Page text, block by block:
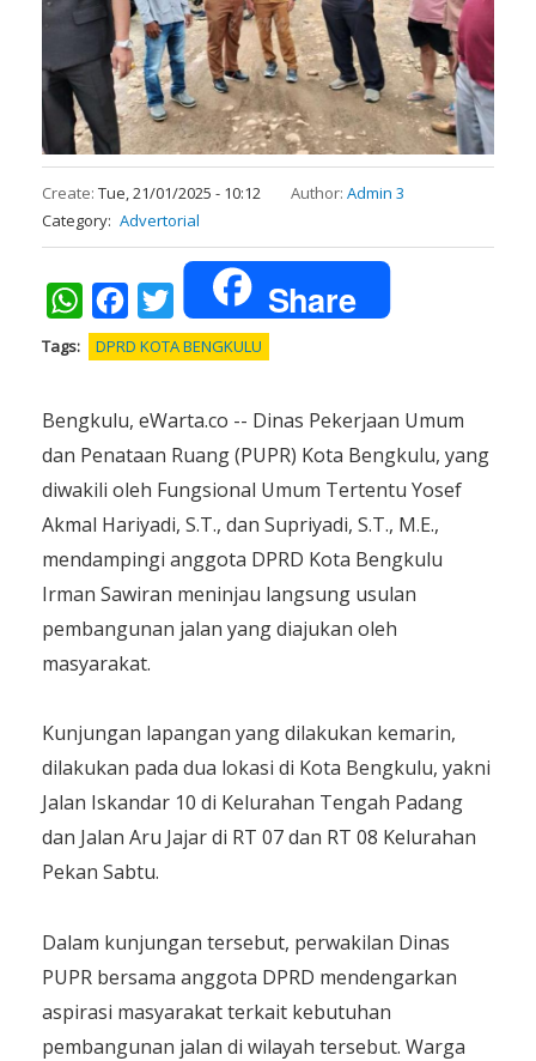
Create: Tue, 21/01/2025 - 10:12 Author: Admin 3
Category Advertorial
WhatsAppFacebookTwitter Share
Tags DPRD KOTA BENGKULU
Bengkulu, eWarta.co -- Dinas Pekerjaan Umum
dan Penataan Ruang (PUPR) Kota Bengkulu, yang
diwakili oleh Fungsional Umum Tertentu Yosef
Akmal Hariyadi, S.T., dan Supriyadi, S.T., M.E.,
mendampingi anggota DPRD Kota Bengkulu
Irman Sawiran meninjau langsung usulan
pembangunan jalan yang diajukan oleh
masyarakat.
Kunjungan lapangan yang dilakukan kemarin,
dilakukan pada dua lokasi di Kota Bengkulu, yakni
Jalan Iskandar 10 di Kelurahan Tengah Padang
dan Jalan Aru Jajar di RT 07 dan RT 08 Kelurahan
Pekan Sabtu.
Dalam kunjungan tersebut, perwakilan Dinas
PUPR bersama anggota DPRD mendengarkan
aspirasi masyarakat terkait kebutuhan
pembangunan jalan di wilayah tersebut. Warga